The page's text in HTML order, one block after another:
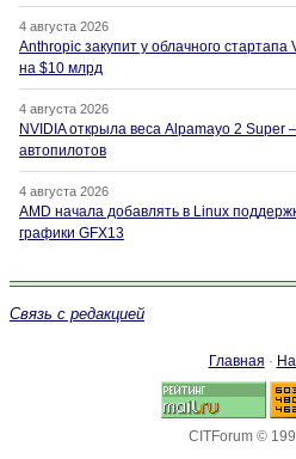
4 августа 2026
Anthropic закупит у облачного
на $10 млрд
4 августа 2026
NVIDIA открыла веса Alpamayo 2
автопилотов
4 августа 2026
AMD начала добавлять в Linux
графики GFX13
Связь с редакцией
Главная ·
CITForum ©